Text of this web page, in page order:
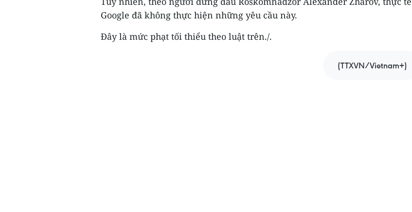
Google đã không thực hiện những yêu cầu này.
Đây là mức phạt tối thiểu theo luật trên./.
(TTXVN/Vietnam+)